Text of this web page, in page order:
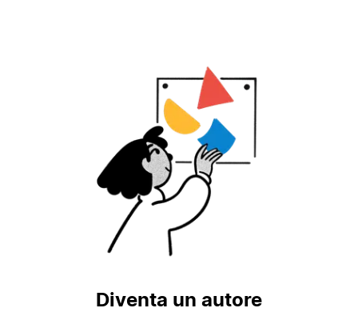
Diventa un autore